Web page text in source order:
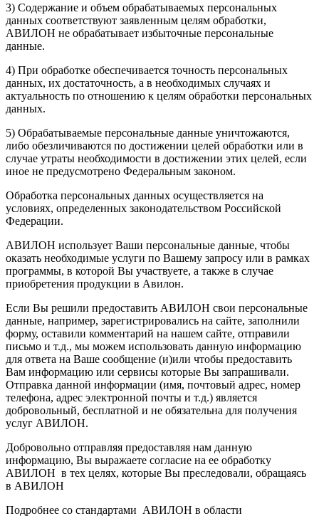
3) Содержание и объем обрабатываемых персональных
данных соответствуют заявленным целям обработки,
АВИЛОН не обрабатывает избыточные персональные
данные.
4) При обработке обеспечивается точность персональных
данных, их достаточность, а в необходимых случаях и
актуальность по отношению к целям обработки персональных
данных.
5) Обрабатываемые персональные данные уничтожаются,
либо обезличиваются по достижении целей обработки или в
случае утраты необходимости в достижении этих целей, если
иное не предусмотрено Федеральным законом.
Обработка персональных данных осуществляется на
условиях, определенных законодательством Российской
Федерации.
АВИЛОН использует Ваши персональные данные, чтобы
оказать необходимые услуги по Вашему запросу или в рамках
программы, в которой Вы участвуете, а также в случае
приобретения продукции в Авилон.
Если Вы решили предоставить АВИЛОН свои персональные
данные, например, зарегистрировались на сайте, заполнили
форму, оставили комментарий на нашем сайте, отправили
письмо и т.д., мы можем использовать данную информацию
для ответа на Ваше сообщение (и)или чтобы предоставить
Вам информацию или сервисы которые Вы запрашивали.
Отправка данной информации (имя, почтовый адрес, номер
телефона, адрес электронной почты и т.д.) является
добровольный, бесплатной и не обязательна для получения
услуг АВИЛОН.
Добровольно отправляя предоставляя нам данную
информацию, Вы выражаете согласие на ее обработку
АВИЛОН в тех целях, которые Вы преследовали, обращаясь
в АВИЛОН
Подробнее со стандартами АВИЛОН в области